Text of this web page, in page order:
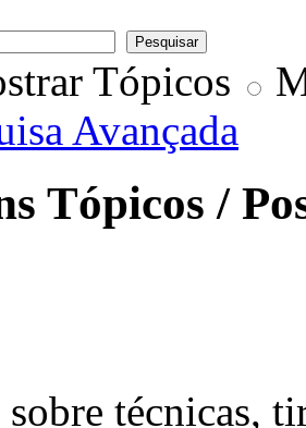
Tópicos
Avançada
Tópicos /
técnicas,